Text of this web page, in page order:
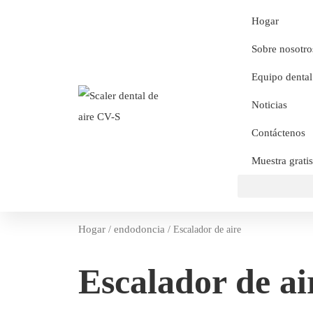
Hogar
Sobre
Equipo dental
Noticias
Contáctenos
Muestra gratis
Hogar / endodoncia / Escalador de aire
Escalador de